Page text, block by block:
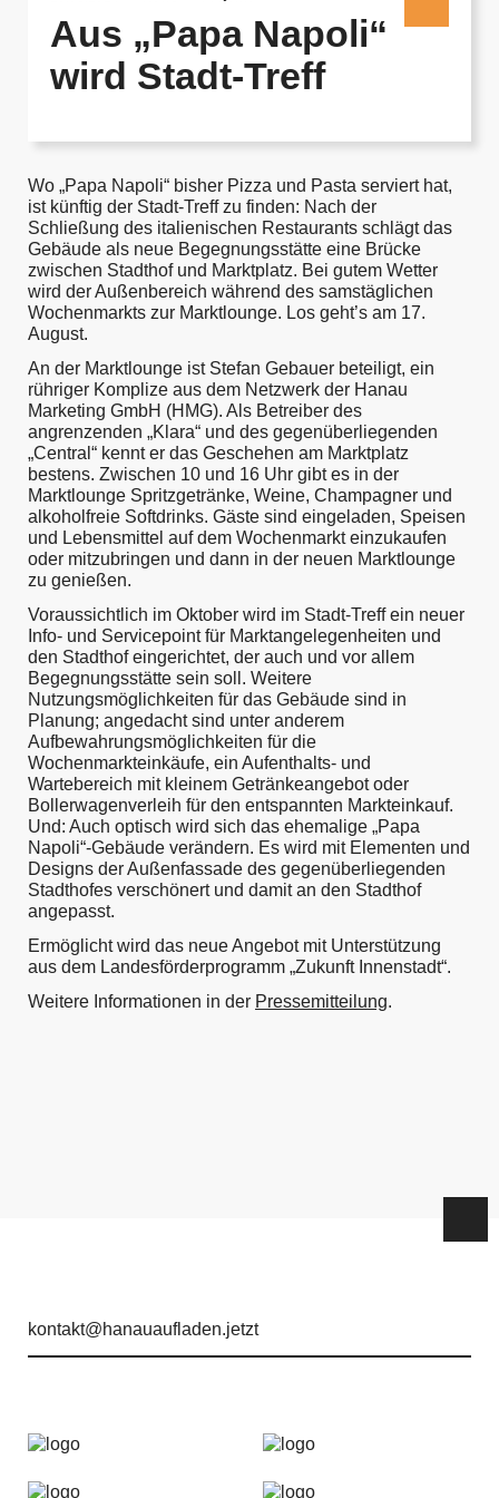
Aus „Papa Napoli“
wird Stadt-Treff
Wo „Papa Napoli“ bisher Pizza und Pasta serviert hat,
ist künftig der Stadt-Treff zu finden: Nach der
Schließung des italienischen Restaurants schlägt das
Gebäude als neue Begegnungsstätte eine Brücke
zwischen Stadthof und Marktplatz. Bei gutem Wetter
wird der Außenbereich während des samstäglichen
Wochenmarkts zur Marktlounge. Los geht’s am 17.
August.
An der Marktlounge ist Stefan Gebauer beteiligt, ein
rühriger Komplize aus dem Netzwerk der Hanau
Marketing GmbH (HMG). Als Betreiber des
angrenzenden „Klara“ und des gegenüberliegenden
„Central“ kennt er das Geschehen am Marktplatz
bestens. Zwischen 10 und 16 Uhr gibt es in der
Marktlounge Spritzgetränke, Weine, Champagner und
alkoholfreie Softdrinks. Gäste sind eingeladen, Speisen
und Lebensmittel auf dem Wochenmarkt einzukaufen
oder mitzubringen und dann in der neuen Marktlounge
zu genießen.
Voraussichtlich im Oktober wird im Stadt-Treff ein neuer
Info- und Servicepoint für Marktangelegenheiten und
den Stadthof eingerichtet, der auch und vor allem
Begegnungsstätte sein soll. Weitere
Nutzungsmöglichkeiten für das Gebäude sind in
Planung; angedacht sind unter anderem
Aufbewahrungsmöglichkeiten für die
Wochenmarkteinkäufe, ein Aufenthalts- und
Wartebereich mit kleinem Getränkeangebot oder
Bollerwagenverleih für den entspannten Markteinkauf.
Und: Auch optisch wird sich das ehemalige „Papa
Napoli“-Gebäude verändern. Es wird mit Elementen und
Designs der Außenfassade des gegenüberliegenden
Stadthofes verschönert und damit an den Stadthof
angepasst.
Ermöglicht wird das neue Angebot mit Unterstützung
aus dem Landesförderprogramm „Zukunft Innenstadt“.
Weitere Informationen in der Pressemitteilung.
kontakt@hanauaufladen.jetzt